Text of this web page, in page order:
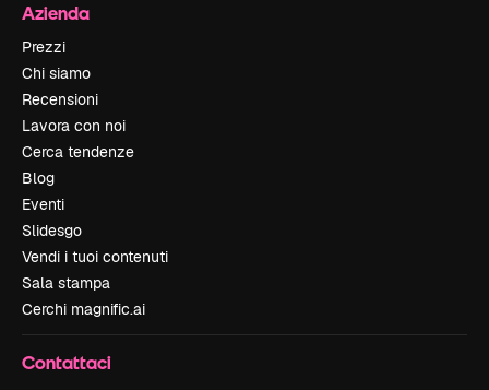
Azienda
Prezzi
Chi siamo
Recensioni
Lavora con noi
Cerca tendenze
Blog
Eventi
Slidesgo
Vendi i tuoi contenuti
Sala stampa
Cerchi magnific.ai
Contattaci